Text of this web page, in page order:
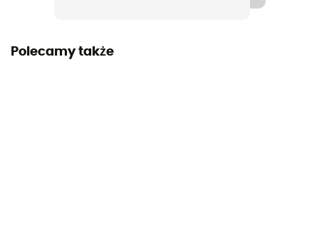
Polecamy także